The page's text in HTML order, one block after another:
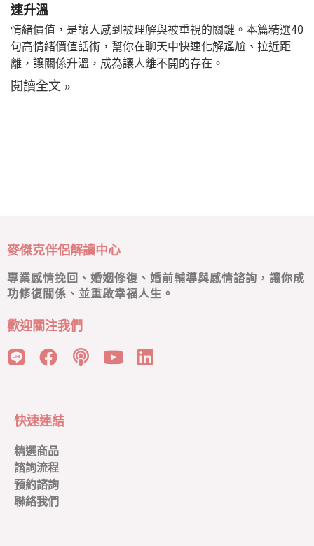
速升溫
情緒價值，是讓人感到被理解與被重視的關鍵。本篇精選40
句高情緒價值話術，幫你在聊天中快速化解尷尬、拉近距
離，讓關係升溫，成為讓人離不開的存在。
閱讀全文 »
麥傑克伴侶解讀中心
專業感情挽回、婚姻修復、婚前輔導與感情諮詢，讓你成
功修復關係、並重啟幸福人生。
歡迎關注我們
快速連結
精選商品
諮詢流程
預約諮詢
聯絡我們